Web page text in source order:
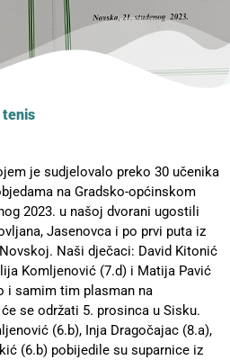
je sudjelovalo preko 30 učenika
na Gradsko-općinskom
2023. u našoj dvorani ugostili
Jasenovca i po prvi puta iz
Naši dječaci: David Kitonić
Komljenović (7.d) i Matija Pavić
i samim tim plasman na
se održati 5. prosinca u Sisku.
(6.b), Inja Dragočajac (8.a),
(6.b) pobijedile su suparnice iz